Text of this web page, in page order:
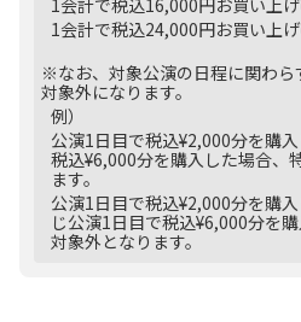
1会計で税込24,000円お買い上
※なお、対象公演の日程に関わら
対象外になります。
例）
公演1日目で税込¥2,000分を購
税込¥6,000分を購入した場合、
ます。
公演1日目で税込¥2,000分を購
じ公演1日目で税込¥6,000分を
対象外となります。